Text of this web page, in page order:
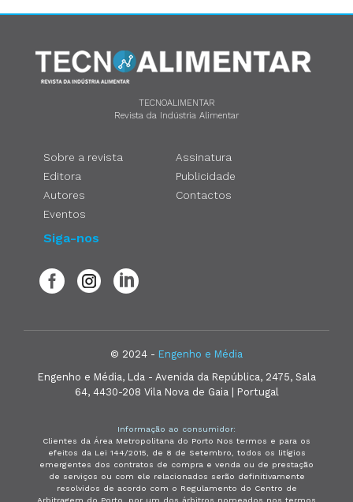
TECNOALIMENTAR
Revista da Indústria Alimentar
Sobre a revista
Editora
Autores
Eventos
Assinatura
Publicidade
Contactos
Siga-nos
© 2024 - Engenho e Média
Engenho e Média, Lda - Avenida da República, 2475, Sala
64, 4430-208 Vila Nova de Gaia | Portugal
Informação ao consumidor:
Clientes da Área Metropolitana do Porto Nos termos e para os
efeitos da Lei 144/2015, de 8 de Setembro, todos os litígios
emergentes dos contratos de compra e venda ou de prestação
de serviços ou com ele relacionados serão definitivamente
resolvidos de acordo com o Regulamento do Centro de